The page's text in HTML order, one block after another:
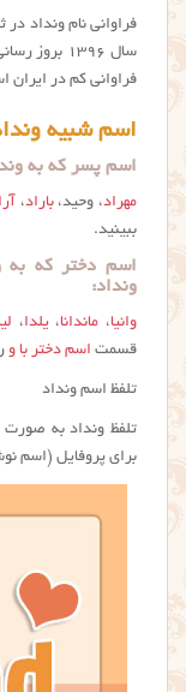
سال ۱۳۹۶
فراوانی کم در ایران
اسم شبیه
اسم پسر که به
مهراد، وحید،باراد،
ببینید.
اسم دختر که به
ونداد:
وانیا، ماندانا،یلدا،
قسمت اسم دختر با و
تلفظ اسم ونداد
برای پروفایل (اسم